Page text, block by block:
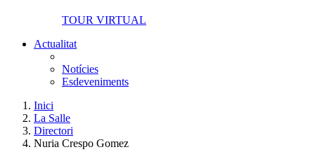
TOUR VIRTUAL
Actualitat
Notícies
Esdeveniments
Inici
La Salle
Directori
Nuria Crespo Gomez